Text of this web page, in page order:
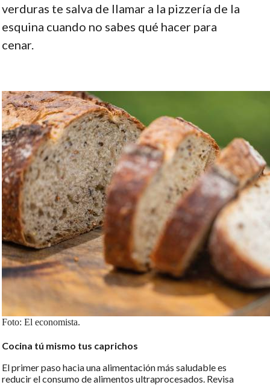
verduras te salva de llamar a la pizzería de la
esquina cuando no sabes qué hacer para
cenar.
Foto: El economista.
Cocina tú mismo tus caprichos
El primer paso hacia una alimentación más saludable es
reducir el consumo de alimentos ultraprocesados. Revisa